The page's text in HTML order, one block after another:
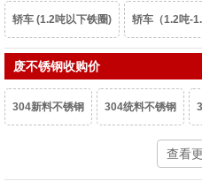
熟铝屑铝水价
家用铁壳水泵 家用铝壳水泵 鼓
SJ变压器 S9-50以下
废锡（63%） 机械镁
轿车 (1.2吨以下铁圈) 轿车（1.2吨-
轿车（1.2吨-1.6吨铝圈）
面包车(铝圈) 皮卡车(铁圈) 皮卡
货车(2吨以下 )
废不锈钢收购价
304新料不锈钢 304统料不锈钢
201不
查看